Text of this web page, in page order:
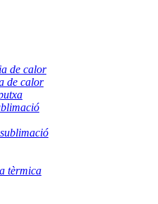
de calor
de calor
tèrmica